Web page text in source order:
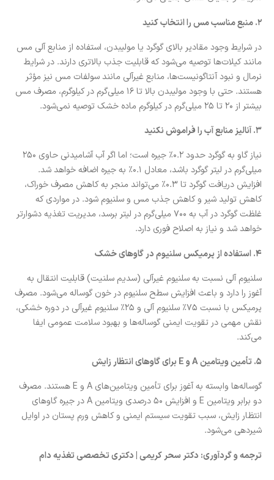
۲. منبع مناسب مس را انتخاب کنید
در شرایط وجود مقادیر بالای گوگرد یا مولیبدن، استفاده از منابع آلی مس
مانند کیلات‌ها توصیه می‌شود که قابلیت جذب بالاتری دارند. در شرایط
نرمال و نبود آنتاگونیست‌ها، منابع غیرآلی مانند سولفات مس نیز مؤثر
هستند. حتی با وجود مولیبدن بالا تا ۱۶ میلی‌گرم در کیلوگرم، مصرف مس
بیشتر از ۲۰ تا ۲۵ میلی‌گرم در کیلوگرم ماده خشک توصیه نمی‌شود.
۳. آنالیز منابع آب را فراموش نکنید
نیاز گاو به گوگرد حدود ۰.۲٪ جیره است؛ اما اگر آب آشامیدنی حاوی ۲۵۰
میلی‌گرم در لیتر گوگرد باشد، معادل ۰.۱٪ به جیره اضافه خواهد شد.
افزایش دریافت گوگرد تا ۰.۳٪ می‌تواند منجر به کاهش مصرف خوراک،
کاهش تولید شیر و کاهش جذب مس و سلنیوم شود. در مواردی که
غلظت گوگرد در آب به ۷۰۰ میلی‌گرم در لیتر برسد، مدیریت تغذیه دشوارتر
خواهد شد و نیاز به اصلاح فوری دارد.
۴. استفاده از پرمیکس سلنیوم در گاوهای خشک
سلنیوم آلی نسبت به سلنیوم غیرآلی (سدیم سلنیت) قابلیت انتقال به
آغوز را دارد و باعث افزایش سطح سلنیوم در خون گوساله می‌شود. مصرف
پرمیکس با نسبت ۷۵٪ سلنیوم آلی و ۲۵٪ سلنیوم غیرآلی در دوره خشکی،
نقش مهمی در تقویت ایمنی گوساله‌ها و بهبود سلامت عمومی ایفا
می‌کند.
۵. تأمین ویتامین A و E برای گاوهای انتظار زایش
گوساله‌ها وابسته به آغوز برای تأمین ویتامین‌های A و E هستند. مصرف
دو برابر ویتامین E و افزایش ۵۰ درصدی ویتامین A در جیره گاوهای
انتظار زایش، سبب تقویت سیستم ایمنی و کاهش ورم پستان در اوایل
شیردهی می‌شود.
ترجمه و گردآوری: دکتر سحر کریمی | دکتری تخصصی تغذیه دام